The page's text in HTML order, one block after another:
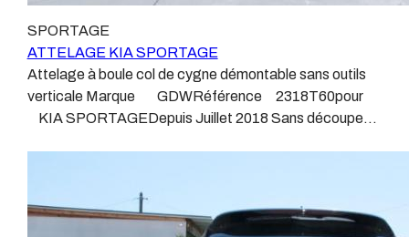
SPORTAGE
ATTELAGE KIA SPORTAGE
Attelage à boule col de cygne démontable sans outils
verticale Marque GDWRéférence 2318T60pour
KIA SPORTAGEDepuis Juillet 2018 Sans découpe
Patrick Remorques se conjugue avec ATTELAGE
depuis 1968. Les temps ont changé depuis les premiers